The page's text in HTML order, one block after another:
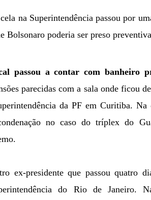
na Superintendência passou por
Bolsonaro poderia ser preso
passou a contar com banheiro
parecidas com a sala onde ficou
da PF em Curitiba.
no caso do tríplex do
ex-presidente que passou quatro
do Rio de Janeiro.